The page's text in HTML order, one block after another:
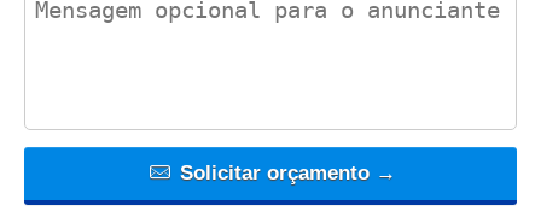
Solicitar orçamento →